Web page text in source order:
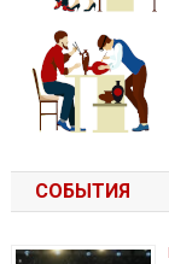
СОБЫТИЯ